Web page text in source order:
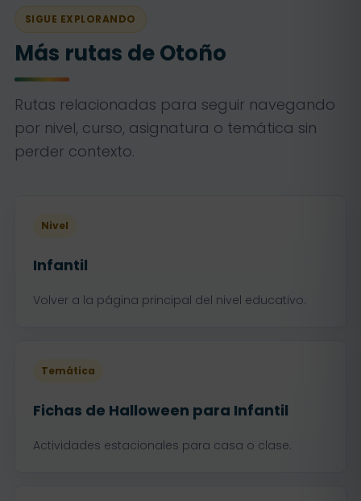
SIGUE EXPLORANDO
Más rutas de Otoño
Rutas relacionadas para seguir navegando
por nivel, curso, asignatura o temática sin
perder contexto.
Nivel
Infantil
Volver a la página principal del nivel educativo.
Temática
Fichas de Halloween para Infantil
Actividades estacionales para casa o clase.